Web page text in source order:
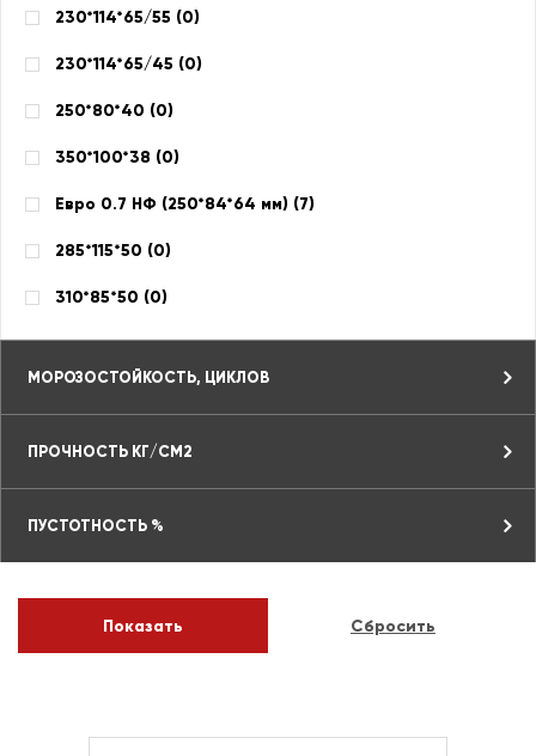
230*114*65/55 (0)
230*114*65/45 (0)
250*80*40 (0)
350*100*38 (0)
Евро 0.7 НФ (250*84*64 мм) (7)
285*115*50 (0)
310*85*50 (0)
МОРОЗОСТОЙКОСТЬ, ЦИКЛОВ
ПРОЧНОСТЬ КГ/СМ2
ПУСТОТНОСТЬ %